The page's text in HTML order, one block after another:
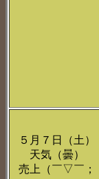
５月７日（土）
天気（曇）
売上（￣▽￣；